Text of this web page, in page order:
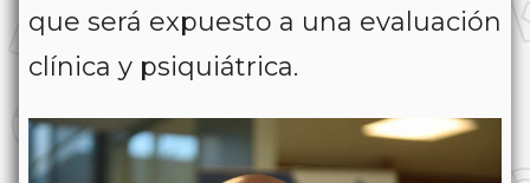
que será expuesto a una evaluación
clínica y psiquiátrica.